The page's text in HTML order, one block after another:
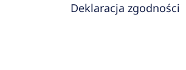
Deklaracja zgodności